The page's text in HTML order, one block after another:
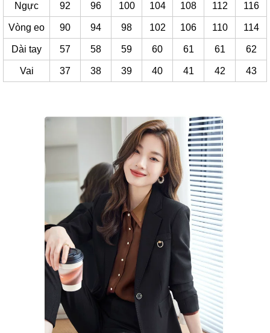
Ngực 92 96 100 104 108 112 116
Vòng eo 90 94 98 102 106 110 114
Dài tay 57 58 59 60 61 61 62
Vai 37 38 39 40 41 42 43